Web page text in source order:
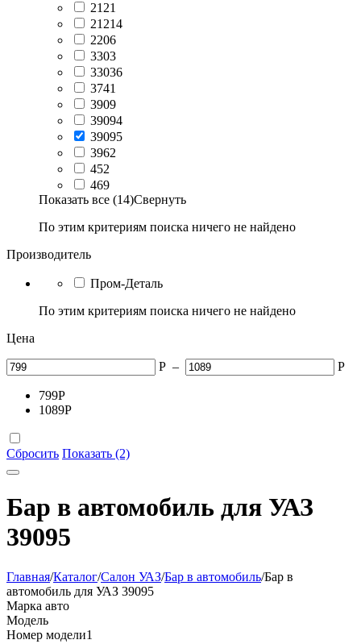
2121
21214
2206
3303
33036
3741
3909
39094
39095
3962
452
469
Показать все (14)Свернуть
По этим критериям поиска ничего не найдено
Производитель
Пром-Деталь
По этим критериям поиска ничего не найдено
Цена
Р – Р
799Р
1089Р
Сбросить Показать (2)
Бар в автомобиль для УАЗ
39095
Главная/Каталог/Салон УАЗ/Бар в автомобиль/Бар в
автомобиль для УАЗ 39095
Марка авто
Модель
Номер модели1